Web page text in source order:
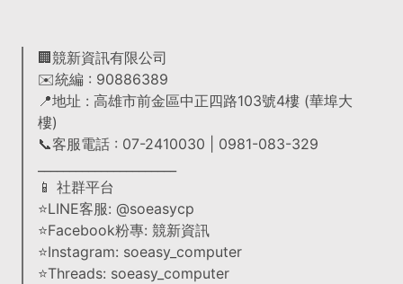
🏢競新資訊有限公司
✉️統編 : 90886389
📍地址 : 高雄市前金區中正四路103號4樓 (華埠大
樓)
📞客服電話 : 07-2410030 | 0981-083-329
📱 社群平台
⭐LINE客服: @soeasycp
⭐Facebook粉專: 競新資訊
⭐Instagram: soeasy_computer
⭐Threads: soeasy_computer